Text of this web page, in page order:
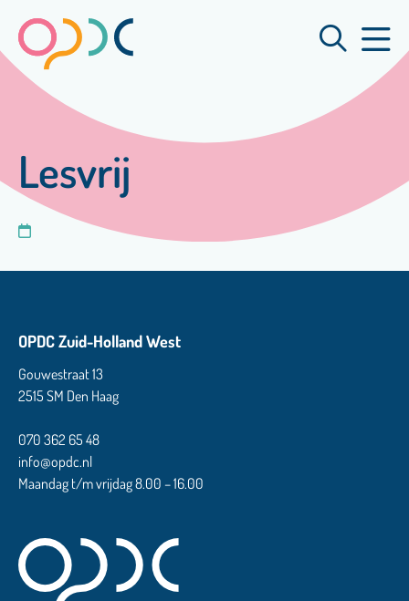
Lesvrij
OPDC Zuid-Holland West
Gouwestraat 13
2515 SM Den Haag
070 362 65 48
info@opdc.nl
Maandag t/m vrijdag 8.00 – 16.00